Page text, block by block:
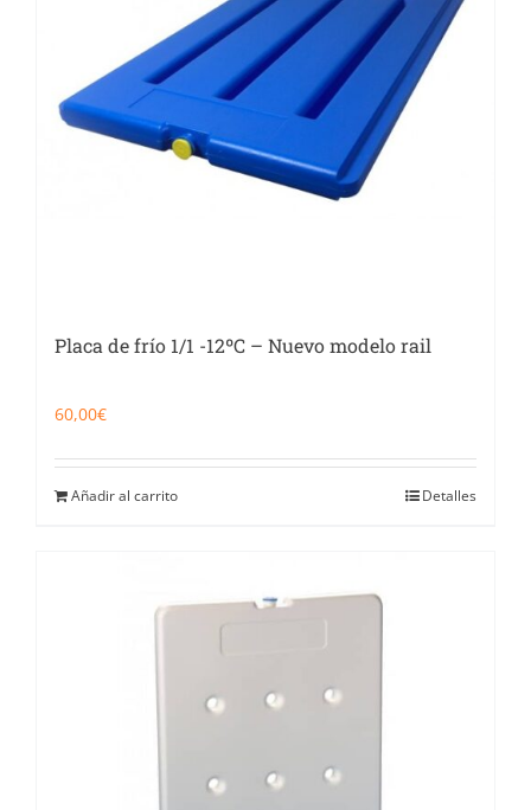
Placa de frío 1/1 -12ºC – Nuevo modelo rail
60,00€
Añadir al carrito Detalles